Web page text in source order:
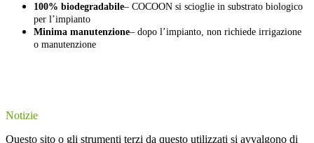
100% biodegradabile– COCOON si scioglie in substrato biologico
per l’impianto
Minima manutenzione– dopo l’impianto, non richiede irrigazione
o manutenzione
Notizie
Questo sito o gli strumenti terzi da questo utilizzati si avvalgono di